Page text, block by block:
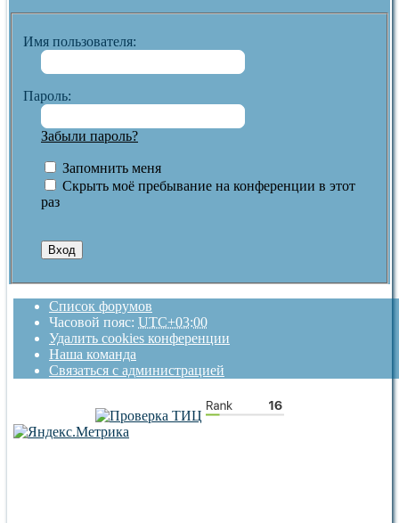
Имя пользователя:
Пароль:
Забыли пароль?
Запомнить меня
Скрыть моё пребывание на конференции в этот
раз
Список форумов
Часовой пояс: UTC+03:00
Удалить cookies конференции
Наша команда
Связаться с администрацией